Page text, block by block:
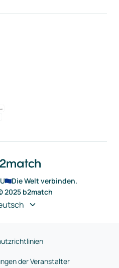
Die Welt verbinden.
2025 b2match
der Veranstalter